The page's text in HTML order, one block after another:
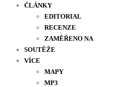
ČLÁNKY
EDITORIAL
RECENZE
ZAMĚŘENO NA
SOUTĚŽE
VÍCE
MAPY
MP3